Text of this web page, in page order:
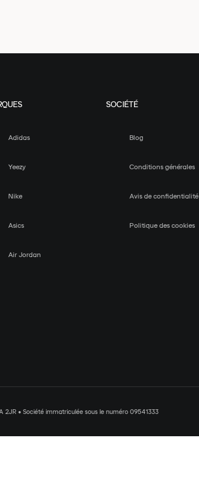
Adidas
Yeezy
Nike
Asics
Air Jordan
SOCIÉTÉ
Blog
Conditions générales
Avis de confidentialité
Politique des cookies
2JR • Société immatriculée sous le numéro 09541333